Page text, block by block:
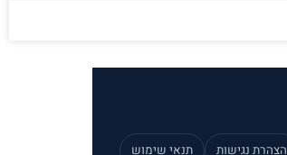
הצהרת נגישות תנאי שימוש